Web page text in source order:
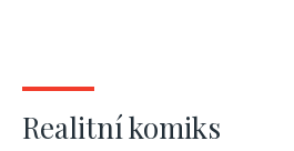
Realitní komiks